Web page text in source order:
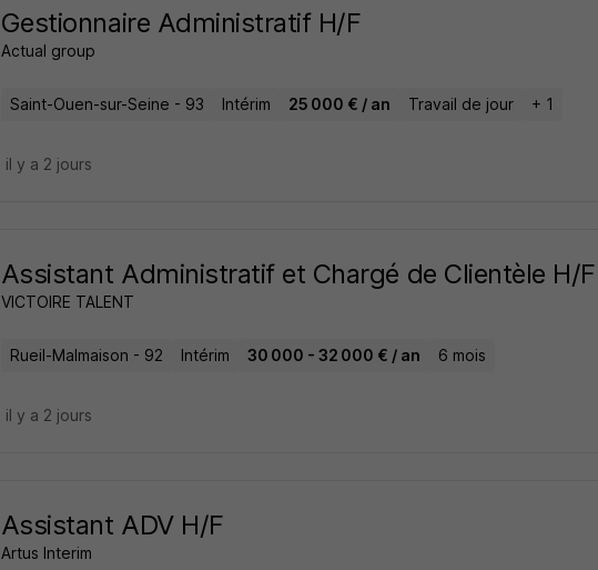
Gestionnaire Administratif H/F
Actual group
Saint-Ouen-sur-Seine - 93 Intérim 25 000 € / an Travail de jour + 1
il y a 2 jours
Assistant Administratif et Chargé de Clientèle H/F
VICTOIRE TALENT
Rueil-Malmaison - 92 Intérim 30 000 - 32 000 € / an 6 mois
il y a 2 jours
Assistant ADV H/F
Artus Interim